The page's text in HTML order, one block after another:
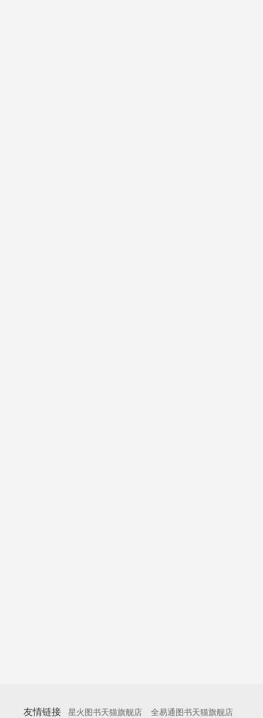
友情链接 星火图书天猫旗舰店 全易通图书天猫旗舰店